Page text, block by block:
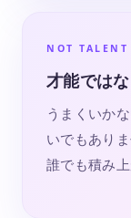
NOT TALENT
才能では
うまくいか
いでもあり
誰でも積み上